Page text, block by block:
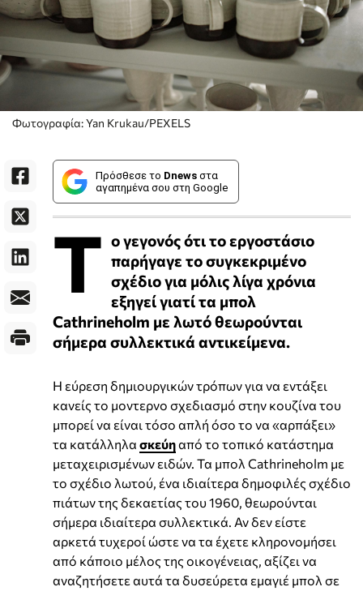
Φωτογραφία: Yan Krukau/PEXELS
Πρόσθεσε το Dnews στα
αγαπημένα σου στη Google
Τ ο γεγονός ότι το εργοστάσιο
παρήγαγε το συγκεκριμένο
σχέδιο για μόλις λίγα χρόνια
εξηγεί γιατί τα μπολ
Cathrineholm με λωτό θεωρούνται
σήμερα συλλεκτικά αντικείμενα.
Η εύρεση δημιουργικών τρόπων για να εντάξει
κανείς τo μοντερνο σχεδιασμό στην κουζίνα του
μπορεί να είναι τόσο απλή όσο το να «αρπάξει»
τα κατάλληλα σκεύηαπό το τοπικό κατάστημα
μεταχειρισμένων ειδών. Τα μπολ Cathrineholm με
το σχέδιο λωτού, ένα ιδιαίτερα δημοφιλές σχέδιο
πιάτων της δεκαετίας του 1960, θεωρούνται
σήμερα ιδιαίτερα συλλεκτικά. Αν δεν είστε
αρκετά τυχεροί ώστε να τα έχετε κληρονομήσει
από κάποιο μέλος της οικογένειας, αξίζει να
αναζητήσετε αυτά τα δυσεύρετα εμαγιέ μπολ σε